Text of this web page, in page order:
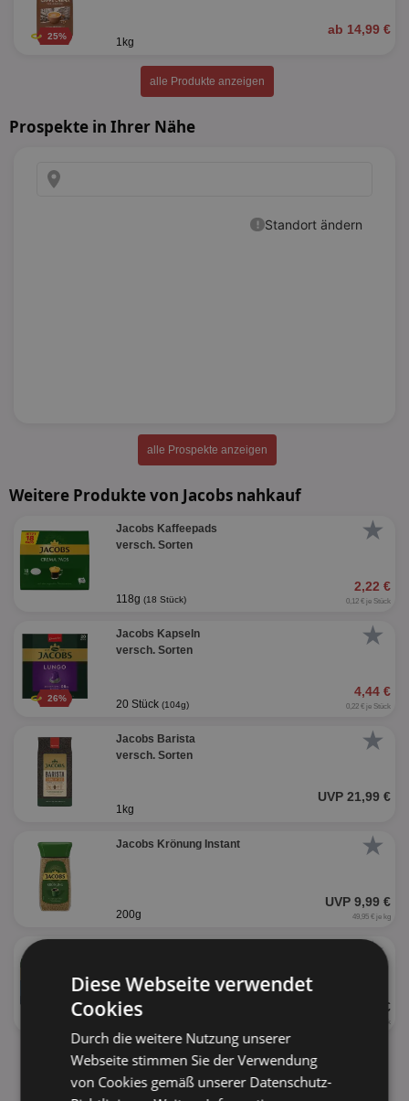
25% ab 14,99 €
1kg
alle Produkte anzeigen
Prospekte in Ihrer Nähe
alle Prospekte anzeigen
Weitere Produkte von Jacobs nahkauf
★
Jacobs Kaffeepads
versch. Sorten
2,22 €
118g (18 Stück) 0,12 € je Stück
★
26%
Jacobs Kapseln
versch. Sorten
4,44 €
20 Stück (104g) 0,22 € je Stück
★
Jacobs Barista
versch. Sorten
UVP 21,99 €
1kg
★
Jacobs Krönung Instant
UVP 9,99 €
200g 49,95 € je kg
★
UVP 2,79 €
124g 0,28 € je Stück
alle Produkte anzeigen
Diese Webseite verwendet
Cookies
Durch die weitere Nutzung unserer
Webseite stimmen Sie der Verwendung
von Cookies gemäß unserer Datenschutz-